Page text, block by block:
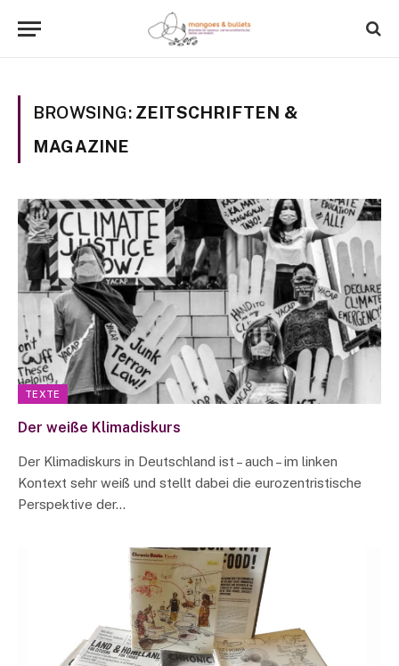
BROWSING: ZEITSCHRIFTEN &
MAGAZINE
TEXTE
Der weiße Klimadiskurs
Der Klimadiskurs in Deutschland ist – auch – im linken
Kontext sehr weiß und stellt dabei die eurozentristische
Perspektive der…